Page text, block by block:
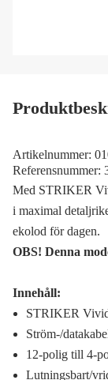
Artikelnummer:
Referensnummer:
Med STRIKER
i maximal
ekolod för dagen.
OBS! Denna
Innehåll:
STRIKER
Ström-/
12-polig till 4-
Lutningsbart/